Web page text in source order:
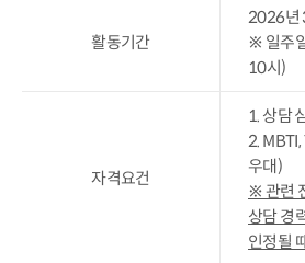
활동기간
2026년
※ 일주
10시)
자격요건
1. 상담
2.
우대)
※ 관련
상담 경
인정될